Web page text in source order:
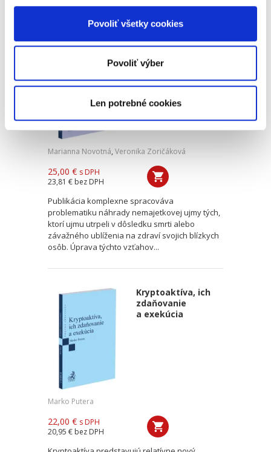
Povoliť všetky cookies
Povoliť výber
Len potrebné cookies
Náhrada
pozostalých
Marianna Novotná, Veronika Zoričáková
25,00 € s DPH
23,81 € bez DPH
Publikácia komplexne spracováva
problematiku náhrady nemajetkovej ujmy tých,
ktorí ujmu utrpeli v dôsledku smrti alebo
závažného ublíženia na zdraví svojich blízkych
osôb. Úprava týchto vzťahov...
Kryptoaktíva, ich
zdaňovanie
a exekúcia
Marko Putera
22,00 € s DPH
20,95 € bez DPH